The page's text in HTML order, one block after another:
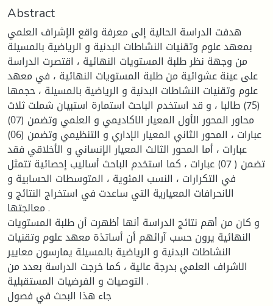
Abstract
هدفت الدراسة الحالية إلى معرفة واقع الإشراف العلمي
بمعهد علوم وتقنيات النشاطات البدنية و الرياضية بالمسيلة
من وجهة نظر طلبة المستويات النهائية ، اقتصرت الدراسة
على عينة عشوائية من طلبة المستويات النهائية ، في معهد
علوم وتقنيات النشاطات البدنية و الرياضية بالمسيلة ، حجمها
(75) طالبا ، و قد استخدم الباحث استمارة استبيان شملت ثلاث
محاور المحور الأول المعيار الاكاديمي و العلمي وتضمن (07)
عبارات ، المحور الثاني المعيار الإداري و التنظيمي وتضمن (06)
عبارات ، أما المحور الثالث المعيار الإنساني و الأخلاقي فقد
تضمن ( 07) عبارات ، كما استخدم الباحث أساليب إحصائية تتمثل
في التكرارات ، النسب المئوية ، المتوسطات الحسابية و
الانحرافات المعيارية التي ساعدت في استخراج النتائج و
معالجتها .
و كان من أهم نتائج الدراسة أنها أظهرت أن طلبة المستويات
النهائية يرون حسب آرائهم أن أساتذة معهد علوم وتقنيات
النشاطات البدنية و الرياضية بالمسيلة يمارسون معايير
الاشراف العلمي بدرجة عالية ، كما خرجت الدراسة بعدد من
التوصيات و الفرضيات المستقبلية .
جاء هذا البحث في فصول